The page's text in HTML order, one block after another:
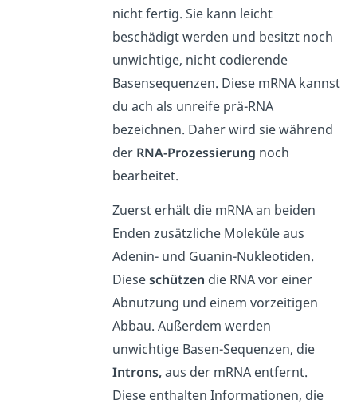
nicht fertig. Sie kann leicht
beschädigt werden und besitzt noch
unwichtige, nicht codierende
Basensequenzen. Diese mRNA kannst
du ach als unreife prä-RNA
bezeichnen. Daher wird sie während
der RNA-Prozessierung noch
bearbeitet.
Zuerst erhält die mRNA an beiden
Enden zusätzliche Moleküle aus
Adenin- und Guanin-Nukleotiden.
Dieseschützen die RNA vor einer
Abnutzung und einem vorzeitigen
Abbau. Außerdem werden
unwichtige Basen-Sequenzen, die
Introns,aus der mRNA entfernt.
Diese enthalten Informationen, die